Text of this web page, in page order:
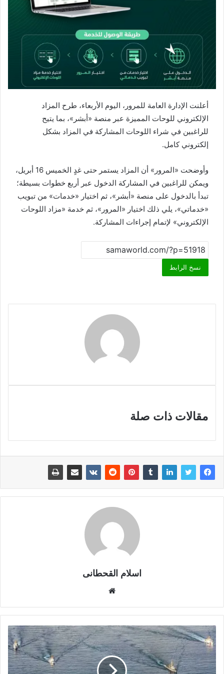
أعلنت الإدارة العامة للمرور، اليوم الأربعاء، طرح المزاد
الإلكتروني للوحات المميزة عبر منصة «أبشر»، بما يتيح
للراغبين في شراء اللوحات المشاركة في المزاد بشكل
إلكتروني كامل.
وأوضحت «المرور» أن المزاد يستمر حتى غدٍ الخميس 16 أبريل،
ويمكن للراغبين في المشاركة الدخول عبر أربع خطوات بسيطة؛
تبدأ بالدخول على منصة «أبشر»، ثم اختيار «خدمات» من تبويب
«خدماتي»، يلي ذلك اختيار «المرور»، ثم خدمة «مزاد اللوحات
الإلكتروني» لإتمام إجراءات المشاركة.
نسخ الرابط
مقالات ذات صلة
اسلام القحطانى
ق
ع
ا
ل
و